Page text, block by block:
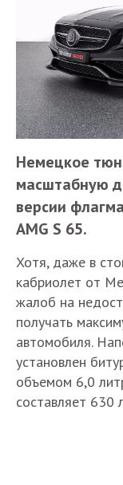
Немецкое
масштабную
версии
AMG S 65.
Хотя, даже в
кабриолет от
жалоб на
получать
автомобиля.
установлен
объемом 6,0
составляет 630